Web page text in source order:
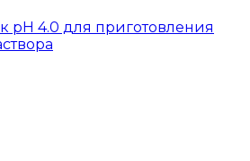
4.0 для приготовления